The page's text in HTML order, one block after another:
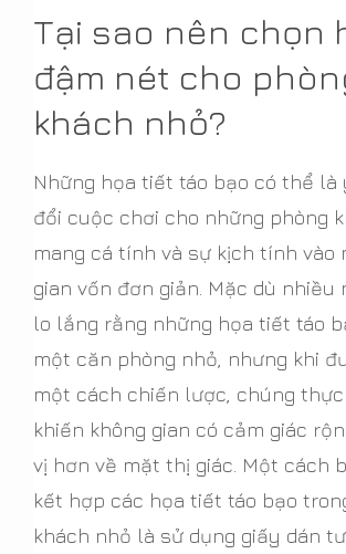
Tại sao nên chọn
đậm nét cho
khách nhỏ?
Những họa tiết táo bạo có thể
đổi cuộc chơi cho những phòng
mang cá tính và sự kịch tính vào
gian vốn đơn giản. Mặc dù nhiều
lo lắng rằng những họa tiết táo
một căn phòng nhỏ, nhưng khi
một cách chiến lược, chúng
khiến không gian có cảm giác
vị hơn về mặt thị giác. Một cách
kết hợp các họa tiết táo bạo
khách nhỏ là sử dụng giấy dán